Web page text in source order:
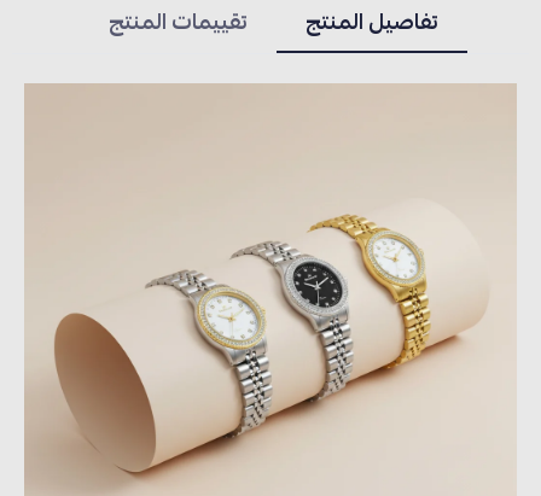
تفاصيل المنتج تقييمات المنتج